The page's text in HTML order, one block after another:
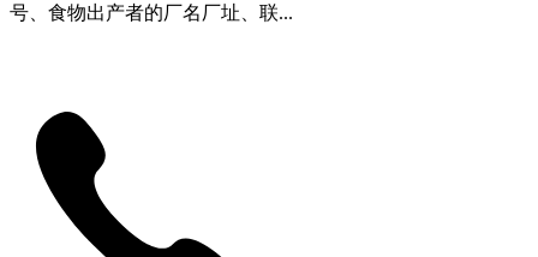
号、食物出产者的厂名厂址、联...